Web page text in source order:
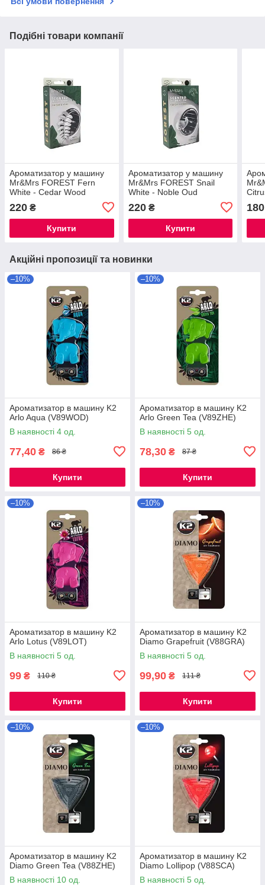
Подібні товари компанії
Ароматизатор у машину
Mr&Mrs FOREST Fern
White - Cedar Wood
220 ₴
Купити
Ароматизатор у машину
Mr&Mrs FOREST Snail
White - Noble Oud
220₴
Купити
180
Акційні пропозиції та новинки
–10%
Ароматизатор в машину K2
Arlo Aqua (V89WOD)
В наявності 4 од.
77,40 ₴ 86 ₴
Купити
–10%
Ароматизатор в машину K2
Arlo Green Tea (V89ZHE)
В наявності 5 од.
78,30 ₴ 87 ₴
Купити
–10%
Ароматизатор в машину K2
Arlo Lotus (V89LOT)
В наявності 5 од.
99 ₴ 110 ₴
Купити
–10%
Ароматизатор в машину K2
Diamo Grapefruit (V88GRA)
В наявності 5 од.
99,90 ₴ 111 ₴
Купити
–10%
Ароматизатор в машину K2
Diamo Green Tea (V88ZHE)
В наявності 10 од.
–10%
Ароматизатор в машину K2
Diamo Lollipop (V88SCA)
В наявності 5 од.